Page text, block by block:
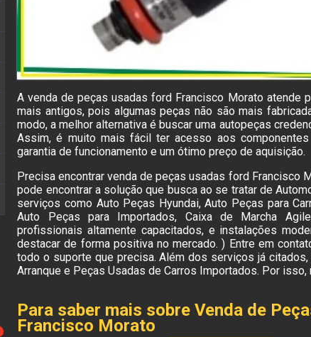
A venda de peças usadas ford Francisco Morato atende
mais antigos, pois algumas peças não são mais
modo, a melhor alternativa é buscar uma autopeças
Assim, é muito mais fácil ter acesso aos
garantia de funcionamento e um ótimo preço de aquisição.
Precisa encontrar venda de peças usadas ford Francisco
pode encontrar a solução que busca ao se tratar de
serviços como Auto Peças Hyundai, Auto Peças para
Auto Peças para Importados, Caixa de Marcha
profissionais altamente capacitados, e instalações
destacar de forma positiva no mercado. ) Entre em
todo o suporte que precisa. Além dos serviços já
Arranque e Peças Usadas de Carros Importados. Por
Para saber mais sobre Venda de
Francisco Morato